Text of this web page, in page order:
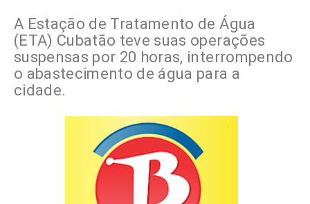
A Estação de Tratamento de Água
(ETA) Cubatão teve suas operações
suspensas por 20 horas, interrompendo
o abastecimento de água para a
cidade.